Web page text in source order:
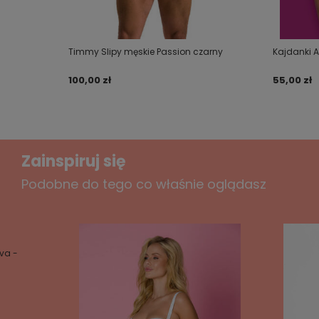
Timmy Slipy męskie Passion czarny
100,00 zł
Kajdanki
55,00 zł
Zainspiruj się
Podobne do tego co właśnie oglądasz
-